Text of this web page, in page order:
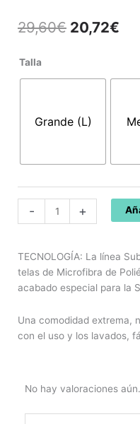
29,60€ El
20,72€
Talla
Grande (L)
-
CAMISETA
02220
+
TECNOLOGÍA: La línea
telas de Microfibra de
acabado especial para la
Una comodidad extrema,
con el uso y los lavados,
No hay valoraciones aún.